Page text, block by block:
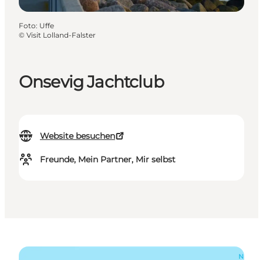
Onsevig Jachtclub
Website besuchen
Freunde, Mein Partner, Mir selbst
Foto: Uffe
© Visit Lolland-Falster